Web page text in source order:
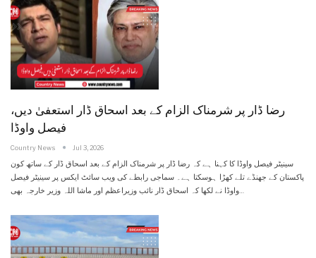
رضا ڈار پر شرمناک الزام کے بعد اسحاق ڈار استعفیٰ دیں،
فیصل واوڈا
Country News Jul 3, 2026
سینیٹر فیصل واوڈا کا کہنا ہے کہ رضا ڈار پر شرمناک الزام کے بعد اسحاق ڈار کے ساتھ کون
پاکستان کے جھنڈے تلے کھڑا ہوسکتا ہے۔ سماجی رابطے کی ویب سائٹ ایکس پر سینیٹر فیصل
واوڈا نے لکھا کہ اسحاق ڈار نائب وزیراعظم اور ماشا اللہ وزیر خارجہ بھی